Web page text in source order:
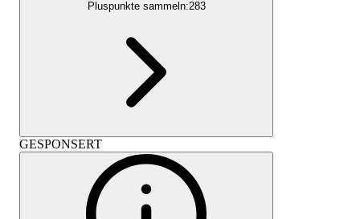
Pluspunkte sammeln:283
GESPONSERT